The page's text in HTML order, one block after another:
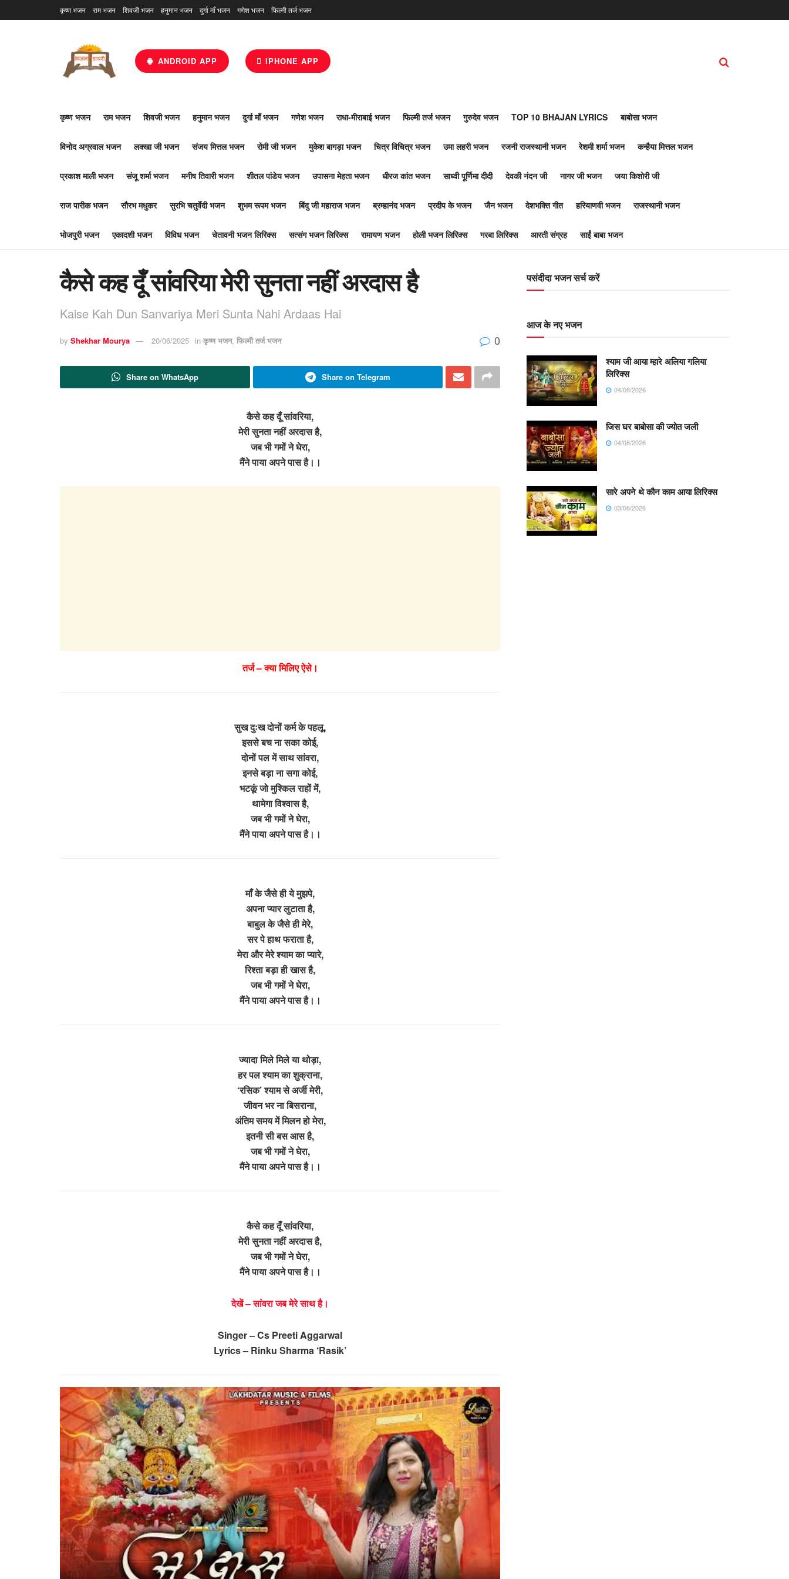
कृष्ण भजन राम भजन शिवजी भजन हनुमान भजन दुर्गा माँ भजन गणेश भजन फिल्मी तर्ज भजन
ANDROID APP IPHONE APP
कृष्ण भजन राम भजन शिवजी भजन हनुमान भजन दुर्गा माँ भजन गणेश भजन राधा-मीराबाई भजन फिल्मी तर्ज भजन गुरुदेव भजन TOP 10 BHAJAN LYRICS बाबोसा भजन
विनोद अग्रवाल भजन लक्खा जी भजन संजय मित्तल भजन रोमी जी भजन मुकेश बागड़ा भजन चित्र विचित्र भजन उमा लहरी भजन रजनी राजस्थानी भजन रेशमी शर्मा भजन कन्हैया मित्तल भजन
प्रकाश माली भजन संजू शर्मा भजन मनीष तिवारी भजन शीतल पांडेय भजन उपासना मेहता भजन धीरज कांत भजन साध्वी पूर्णिमा दीदी देवकी नंदन जी नागर जी भजन जया किशोरी जी
राज पारीक भजन सौरभ मधुकर सुरभि चतुर्वेदी भजन शुभम रूपम भजन बिंदु जी महाराज भजन ब्रम्हानंद भजन प्रदीप के भजन जैन भजन देशभक्ति गीत हरियाणवी भजन राजस्थानी भजन
भोजपुरी भजन एकादशी भजन विविध भजन चेतावनी भजन लिरिक्स सत्संग भजन लिरिक्स रामायण भजन होली भजन लिरिक्स गरबा लिरिक्स आरती संग्रह साईं बाबा भजन
कैसे कह दूँ सांवरिया मेरी सुनता नहीं अरदास है
Kaise Kah Dun Sanvariya Meri Sunta Nahi Ardaas Hai
by Shekhar Mourya 20/06/2025 in कृष्ण भजन, फिल्मी तर्ज भजन 0
Share on WhatsApp Share on Telegram
कैसे कह दूँ सांवरिया,
मेरी सुनता नहीं अरदास है,
जब भी गमों ने घेरा,
मैंने पाया अपने पास है।।
तर्ज – क्या मिलिए ऐसे।
सुख दुःख दोनों कर्म के पहलू,
इससे बच ना सका कोई,
दोनों पल में साथ सांवरा,
इनसे बड़ा ना सगा कोई,
भटकूं जो मुश्किल राहों में,
थामेगा विश्वास है,
जब भी गमों ने घेरा,
मैंने पाया अपने पास है।।
माँ के जैसे ही ये मुझपे,
अपना प्यार लुटाता है,
बाबुल के जैसे ही मेरे,
सर पे हाथ फराता है,
मेरा और मेरे श्याम का प्यारे,
रिश्ता बड़ा ही खास है,
जब भी गमों ने घेरा,
मैंने पाया अपने पास है।।
ज्यादा मिले मिले या थोड़ा,
हर पल श्याम का शुक्राना,
‘रसिक’ श्याम से अर्जी मेरी,
जीवन भर ना बिसराना,
अंतिम समय में मिलन हो मेरा,
इतनी सी बस आस है,
जब भी गमों ने घेरा,
मैंने पाया अपने पास है।।
कैसे कह दूँ सांवरिया,
मेरी सुनता नहीं अरदास है,
जब भी गमों ने घेरा,
मैंने पाया अपने पास है।।
देखें – सांवरा जब मेरे साथ है।
Singer – Cs Preeti Aggarwal
Lyrics – Rinku Sharma ‘Rasik’
पसंदीदा भजन सर्च करें
आज के नए भजन
श्याम जी आया म्हारे अलिया गलिया
लिरिक्स
04/08/2026
जिस घर बाबोसा की ज्योत जली
04/08/2026
सारे अपने थे कौन काम आया लिरिक्स
03/08/2026